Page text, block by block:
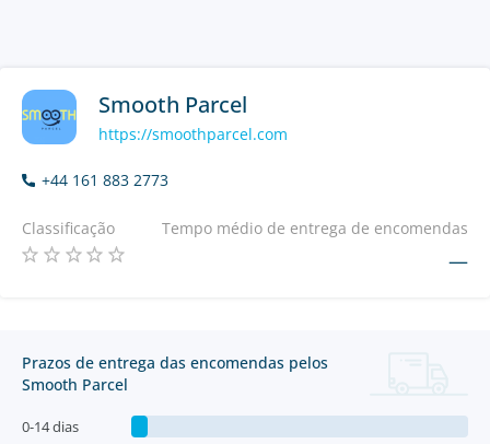
Smooth Parcel
https://smoothparcel.com
+44 161 883 2773
Classificação Tempo médio de entrega de encomendas
—
Prazos de entrega das encomendas pelos
Smooth Parcel
0-14 dias